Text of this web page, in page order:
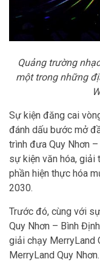
Quảng trường
một trong những
Sự kiện đăng cai
đánh dấu bước mở
trình đưa Quy Nhơn
sự kiện văn hóa, giải
phần hiện thực hóa
2030.
Trước đó, cùng với
Quy Nhơn – Bình
giải chạy MerryLand
MerryLand Quy